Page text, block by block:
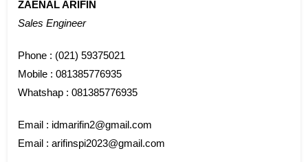
ZAENAL ARIFIN
Sales Engineer
Phone : (021) 59375021
Mobile : 081385776935
Whatshap : 081385776935
Email : idmarifin2@gmail.com
Email : arifinspi2023@gmail.com